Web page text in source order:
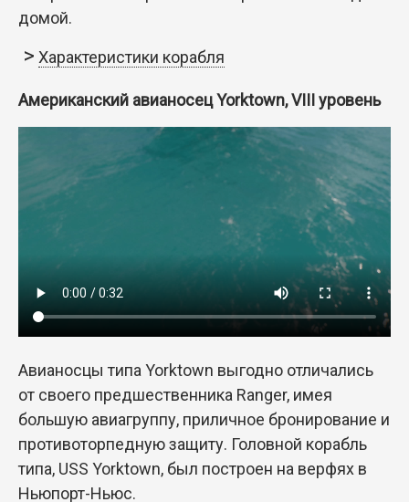
домой.
Характеристики корабля
Американский авианосец Yorktown, VIII уровень
Авианосцы типа Yorktown выгодно отличались
от своего предшественника Ranger, имея
большую авиагруппу, приличное бронирование и
противоторпедную защиту. Головной корабль
типа, USS Yorktown, был построен на верфях в
Ньюпорт-Ньюс.